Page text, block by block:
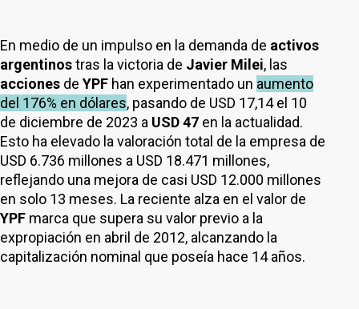
En medio de un impulso en la demanda de activos
argentinostras la victoria de Javier Milei, las
acciones de YPF han experimentado un aumento
del 176% en dólares, pasando de USD 17,14 el 10
de diciembre de 2023 a USD 47 en la actualidad.
Esto ha elevado la valoración total de la empresa de
USD 6.736 millones a USD 18.471 millones,
reflejando una mejora de casi USD 12.000 millones
en solo 13 meses. La reciente alza en el valor de
YPF marca que supera su valor previo a la
expropiación en abril de 2012, alcanzando la
capitalización nominal que poseía hace 14 años.